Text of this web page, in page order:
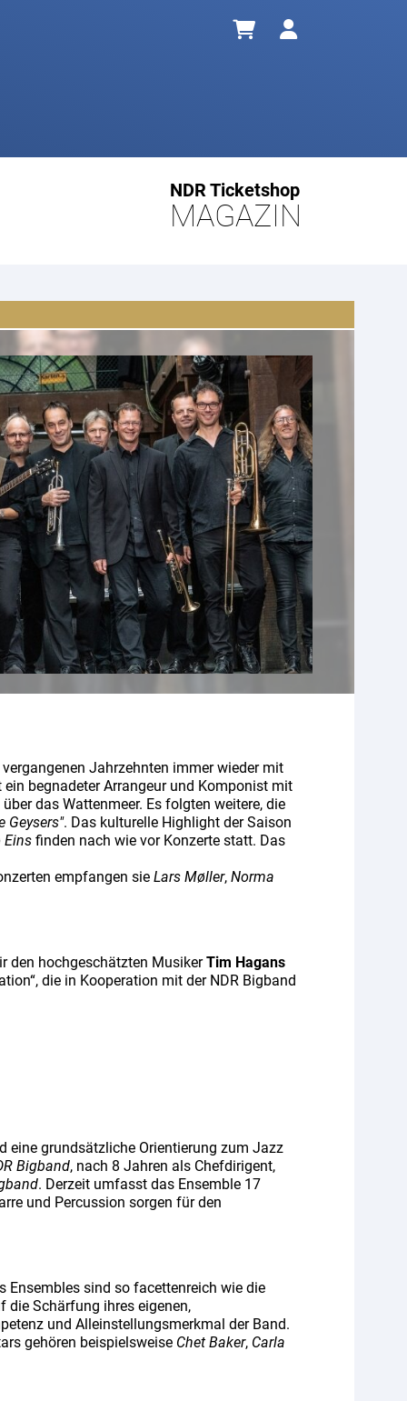
NDR Ticketshop
MAGAZIN
Jahrzehnten immer wieder mit
begnadeter Arrangeur und Komponist mit
das Wattenmeer. Es folgten weitere, die
Geysers". Das kulturelle Highlight der Saison
Eins finden nach wie vor Konzerte statt. Das
empfangen sie Lars Møller, Norma
den hochgeschätzten MusikerTim Hagans
die in Kooperation mit der NDR Bigband
eine grundsätzliche Orientierung zum Jazz
Bigband, nach 8 Jahren als Chefdirigent,
. Derzeit umfasst das Ensemble 17
und Percussion sorgen für den
Ensembles sind so facettenreich wie die
die Schärfung ihres eigenen,
und Alleinstellungsmerkmal der Band.
gehören beispielsweise Chet Baker, Carla